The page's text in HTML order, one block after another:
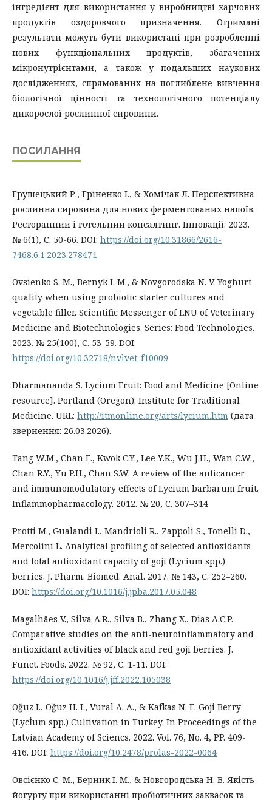
інгредієнт для використання у виробництві харчових
продуктів оздоровчого призначення. Отримані
результати можуть бути використані при розробленні
нових функціональних продуктів, збагачених
мікронутрієнтами, а також у подальших наукових
дослідженнях, спрямованих на поглиблене вивчення
біологічної цінності та технологічного потенціалу
дикорослої рослинної сировини.
ПОСИЛАННЯ
Грушецький Р., Гріненко І., & Хомічак Л. Перспективна
рослинна сировина для нових ферментованих напоїв.
Ресторанний і готельний консалтинг. Інновації. 2023.
№ 6(1), С. 50-66. DOI: https://doi.org/10.31866/2616-
7468.6.1.2023.278471
Ovsienko S. M., Bernyk I. M., & Novgorodska N. V. Yoghurt
quality when using probiotic starter cultures and
vegetable filler. Scientific Messenger of LNU of Veterinary
Medicine and Biotechnologies. Series: Food Technologies.
2023. № 25(100), С. 53-59. DOI:
https://doi.org/10.32718/nvlvet-f10009
Dharmananda S. Lycium Fruit: Food and Medicine [Online
resource]. Portland (Oregon): Institute for Traditional
Medicine. URL: http://itmonline.org/arts/lycium.htm (дата
звернення: 26.03.2026).
Tang W.M., Chan E., Kwok C.Y., Lee Y.K., Wu J.H., Wan C.W.,
Chan R.Y., Yu P.H., Chan S.W. A review of the anticancer
and immunomodulatory effects of Lycium barbarum fruit.
Inflammopharmacology. 2012. № 20, С. 307–314
Protti M., Gualandi I., Mandrioli R., Zappoli S., Tonelli D.,
Mercolini L. Analytical profiling of selected antioxidants
and total antioxidant capacity of goji (Lycium spp.)
berries. J. Pharm. Biomed. Anal. 2017. № 143, С. 252–260.
DOI: https://doi.org/10.1016/j.jpba.2017.05.048
Magalhães V., Silva A.R., Silva B., Zhang X., Dias A.C.P.
Comparative studies on the anti-neuroinflammatory and
antioxidant activities of black and red goji berries. J.
Funct. Foods. 2022. № 92, С. 1-11. DOI:
https://doi.org/10.1016/j.jff.2022.105038
Oğuz I., Oğuz H. I., Vural A. A., & Kafkas N. E. Goji Berry
(Lycİum spp.) Cultivation in Turkey. In Proceedings of the
Latvian Academy of Sciencs. 2022. Vol. 76, No. 4, PP. 409-
416. DOI: https://doi.org/10.2478/prolas-2022-0064
Овсієнко С. М., Берник І. М., & Новгородська Н. В. Якість
йогурту при використанні пробіотичних заквасок та